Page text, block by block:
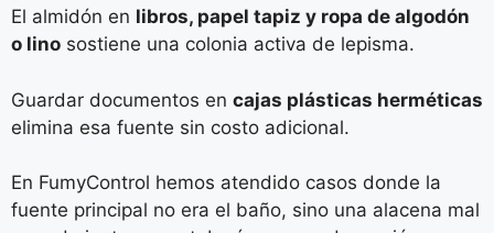
El almidón en libros, papel tapiz y ropa de algodón
o lino sostiene una colonia activa de lepisma.
Guardar documentos en cajas plásticas herméticas
elimina esa fuente sin costo adicional.
En FumyControl hemos atendido casos donde la
fuente principal no era el baño, sino una alacena mal